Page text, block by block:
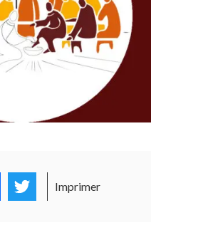
FacebookTwitter
Imprimer